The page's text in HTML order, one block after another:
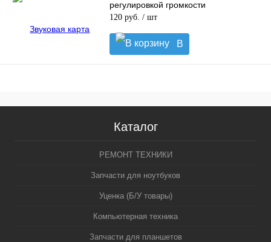
регулировкой громкости
120 руб. / шт
В
корзину
Каталог
РЕМОНТ ТЕХНИКИ
Запчасти для ноутбуков
Уценка (Б/У товары)
Компьютерная техника
Запчасти для планшетов